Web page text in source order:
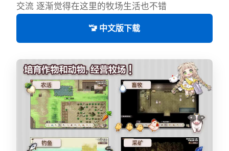
交流 逐渐觉得在这里的牧场生活也不错
🚾 中文版下载